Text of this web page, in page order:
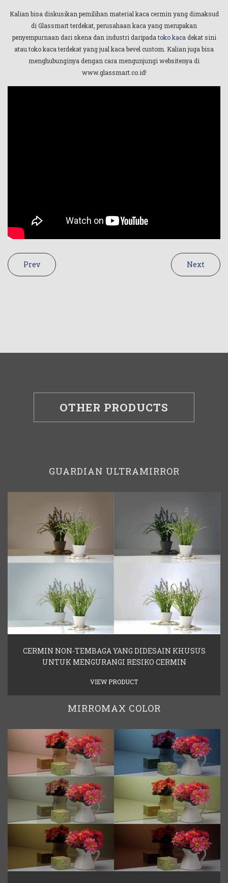
Kalian bisa diskusikan pemilihan material kaca cermin yang dimaksud
di Glassmart terdekat, perusahaan kaca yang merupakan
penyempurnaan dari skena dan industri daripadatoko kacadekat sini
atau toko kaca terdekat yang jual kaca bevel custom. Kalian juga bisa
menghubunginya dengan cara mengunjungi websitenya di
www.glassmart.co.id!
Prev Next
OTHER PRODUCTS
GUARDIAN ULTRAMIRROR
CERMIN NON-TEMBAGA YANG DIDESAIN KHUSUS
UNTUK MENGURANGI RESIKO CERMIN
VIEW PRODUCT
MIRROMAX COLOR